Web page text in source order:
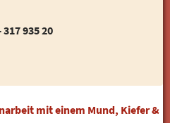
317 935 20
mit einem Mund, Kiefer &